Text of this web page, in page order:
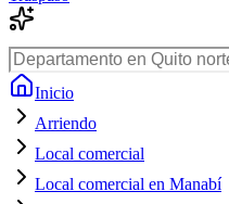
Inicio
Arriendo
Local comercial
Local comercial en Manabí